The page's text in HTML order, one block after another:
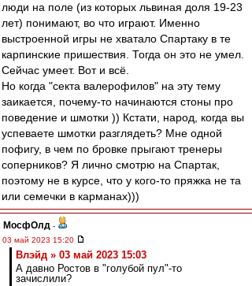
люди на поле (из которых львиная доля 19-23
лет) понимают, во что играют. Именно
выстроенной игры не хватало Спартаку в те
карпинские пришествия. Тогда он это не умел.
Сейчас умеет. Вот и всё.
Но когда "секта валерофилов" на эту тему
заикается, почему-то начинаются стоны про
поведение и шмотки )) Кстати, народ, когда вы
успеваете шмотки разглядеть? Мне одной
пофигу, в чем по бровке прыгают тренеры
соперников? Я лично смотрю на Спартак,
поэтому не в курсе, что у кого-то пряжка не та
или семечки в карманах)))
МосфОлд -
03 май 2023 15:20
Влэйд » 03 май 2023 15:03
А давно Ростов в "голубой пул"-то
зачислили?